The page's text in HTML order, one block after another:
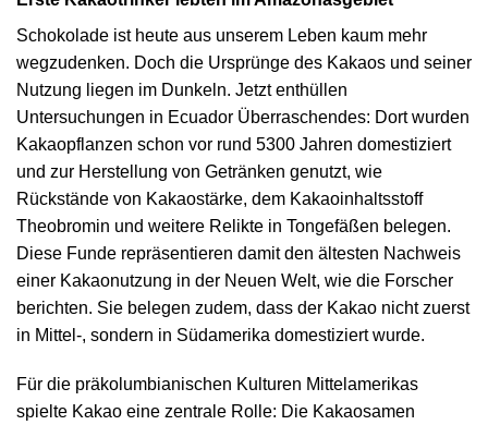
Schokolade ist heute aus unserem Leben kaum mehr
wegzudenken. Doch die Ursprünge des Kakaos und seiner
Nutzung liegen im Dunkeln. Jetzt enthüllen
Untersuchungen in Ecuador Überraschendes: Dort wurden
Kakaopflanzen schon vor rund 5300 Jahren domestiziert
und zur Herstellung von Getränken genutzt, wie
Rückstände von Kakaostärke, dem Kakaoinhaltsstoff
Theobromin und weitere Relikte in Tongefäßen belegen.
Diese Funde repräsentieren damit den ältesten Nachweis
einer Kakaonutzung in der Neuen Welt, wie die Forscher
berichten. Sie belegen zudem, dass der Kakao nicht zuerst
in Mittel-, sondern in Südamerika domestiziert wurde.
Für die präkolumbianischen Kulturen Mittelamerikas
spielte Kakao eine zentrale Rolle: Die Kakaosamen